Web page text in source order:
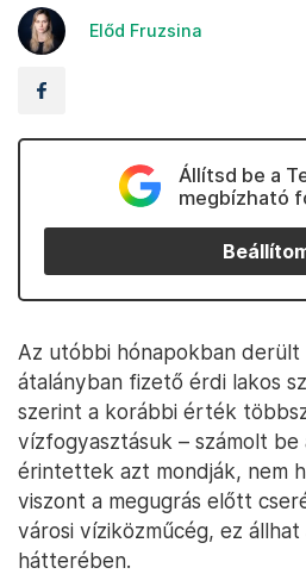
Előd Fruzsina
Állítsd be a
megbízható
Az utóbbi hónapokban derült
átalányban fizető érdi lakos
szerint a korábbi érték
vízfogyasztásuk – számolt be
érintettek azt mondják, nem
viszont a megugrás előtt
városi víziközműcég, ez állhat
hátterében.